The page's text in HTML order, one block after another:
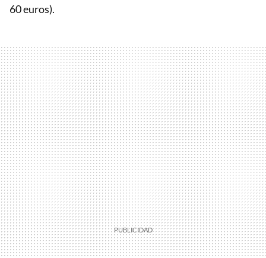
60 euros).